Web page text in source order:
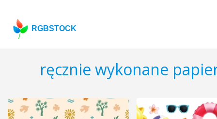
RGBSTOCK
ręcznie wykonane